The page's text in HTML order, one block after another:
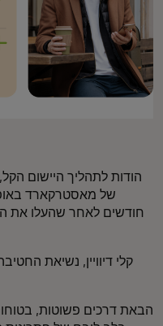
הודות לתהליך היישום
חודשים לאחר שהעלו את
קלי דיוויין, נשיאת